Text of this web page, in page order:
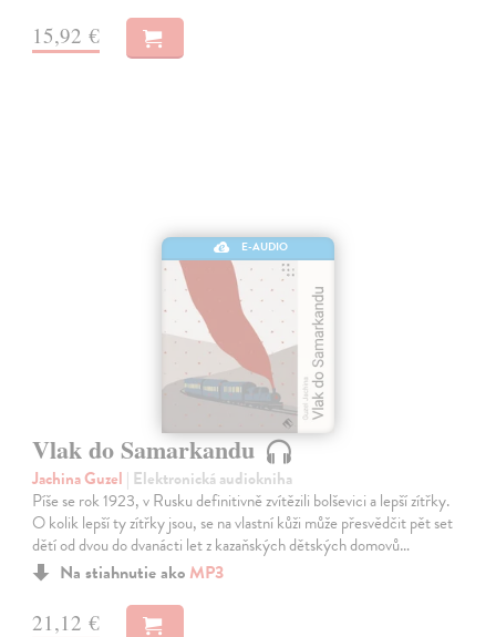
15,92 €
E-AUDIO
Vlak do Samarkandu
Jachina Guzel | Elektronická audiokniha
Píše se rok 1923, v Rusku definitivně zvítězili bolševici a lepší zítřky.
O kolik lepší ty zítřky jsou, se na vlastní kůži může přesvědčit pět set
dětí od dvou do dvanácti let z kazaňských dětských domovů…
Na stiahnutie ako MP3
21,12 €